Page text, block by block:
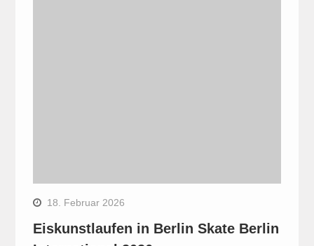
18. Februar 2026
Eiskunstlaufen in Berlin Skate Berlin